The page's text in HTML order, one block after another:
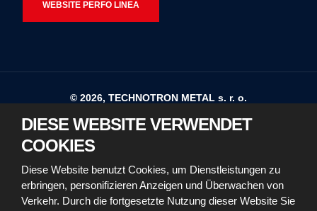
WEBSITE PERFO LINEA
© 2026, TECHNOTRON METAL s. r. o.
Sitemap Nutzungsbedingungen
Richtlinien für die Verwendung von Cookies
DIESE WEBSITE VERWENDET
COOKIES
Diese Website benutzt Cookies, um Dienstleistungen zu
erbringen, personifizieren Anzeigen und Überwachen von
Verkehr. Durch die fortgesetzte Nutzung dieser Website Sie